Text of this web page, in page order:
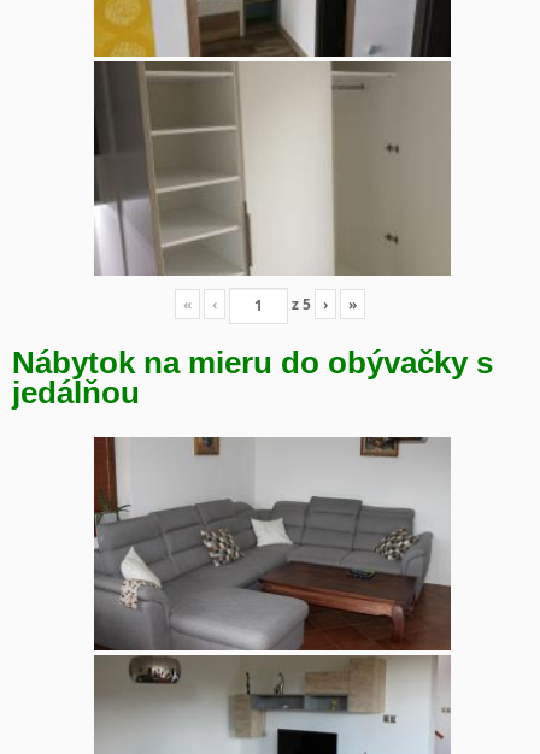
« ‹ z5 › »
Nábytok na mieru do obývačky s
jedálňou